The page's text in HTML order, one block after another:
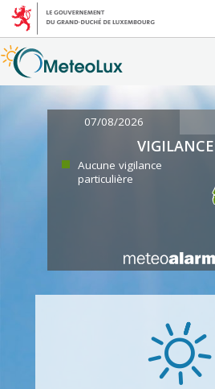
07/08/2026
Aucune vigilance
particulière